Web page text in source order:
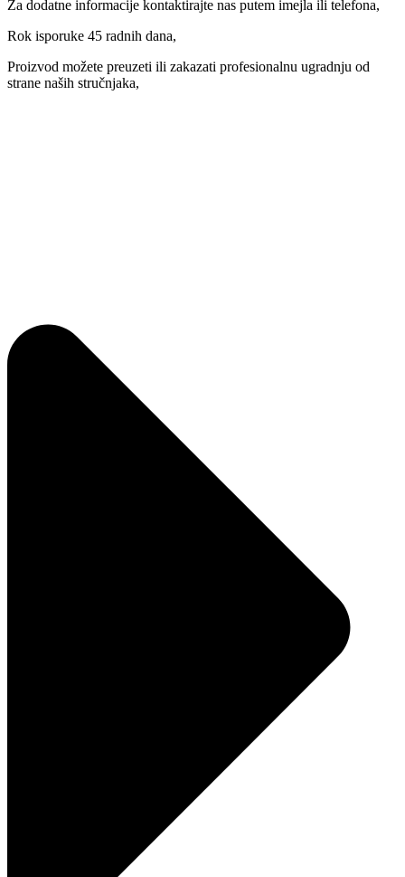
Za dodatne informacije kontaktirajte nas putem imejla ili telefona,
Rok isporuke 45 radnih dana,
Proizvod možete preuzeti ili zakazati profesionalnu ugradnju od
strane naših stručnjaka,